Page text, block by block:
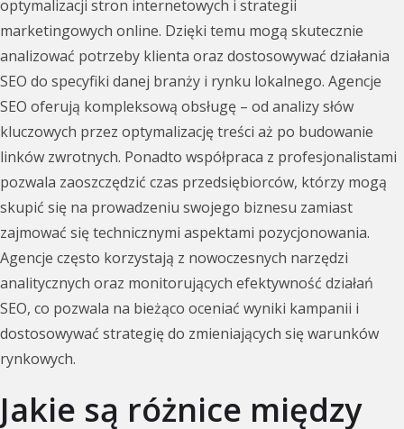
optymalizacji stron internetowych i strategii
marketingowych online. Dzięki temu mogą skutecznie
analizować potrzeby klienta oraz dostosowywać działania
SEO do specyfiki danej branży i rynku lokalnego. Agencje
SEO oferują kompleksową obsługę – od analizy słów
kluczowych przez optymalizację treści aż po budowanie
linków zwrotnych. Ponadto współpraca z profesjonalistami
pozwala zaoszczędzić czas przedsiębiorców, którzy mogą
skupić się na prowadzeniu swojego biznesu zamiast
zajmować się technicznymi aspektami pozycjonowania.
Agencje często korzystają z nowoczesnych narzędzi
analitycznych oraz monitorujących efektywność działań
SEO, co pozwala na bieżąco oceniać wyniki kampanii i
dostosowywać strategię do zmieniających się warunków
rynkowych.
Jakie są różnice między